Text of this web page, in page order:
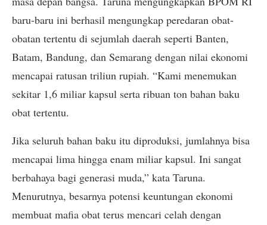
baru-baru ini berhasil mengungkap peredaran obat-
obatan tertentu di sejumlah daerah seperti Banten,
Batam, Bandung, dan Semarang dengan nilai ekonomi
mencapai ratusan triliun rupiah. “Kami menemukan
sekitar 1,6 miliar kapsul serta ribuan ton bahan baku
obat tertentu.
Jika seluruh bahan baku itu diproduksi, jumlahnya bisa
mencapai lima hingga enam miliar kapsul. Ini sangat
berbahaya bagi generasi muda,” kata Taruna.
Menurutnya, besarnya potensi keuntungan ekonomi
membuat mafia obat terus mencari celah dengan